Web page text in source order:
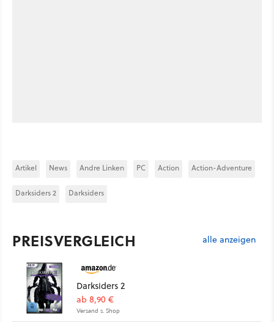
Artikel News Andre Linken PC Action Action-Adventure
Darksiders 2 Darksiders
PREISVERGLEICH alle anzeigen
Darksiders 2
ab 8,90 €
Versand s. Shop